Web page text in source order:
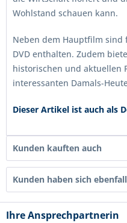
Wohlstand schauen kann.
Neben dem Hauptfilm
DVD enthalten. Zudem
historischen und aktuellen
interessanten Damals-
Dieser Artikel ist auch als
Kunden kauften auch
Kunden haben sich
Ihre Ansprechpartnerin